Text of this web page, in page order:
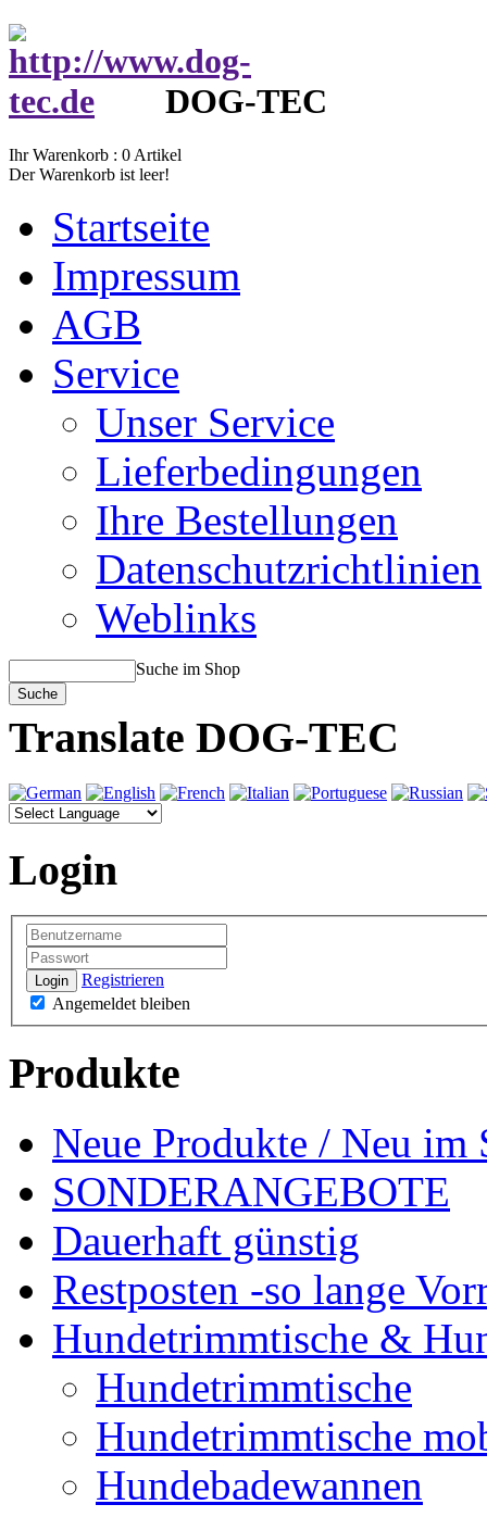
DOG-TEC
Ihr Warenkorb : 0 Artikel
Der Warenkorb ist leer!
Startseite
Impressum
AGB
Service
Unser Service
Lieferbedingungen
Ihre Bestellungen
Datenschutzrichtlinien
Weblinks
Suche im Shop
Translate DOG-TEC
Login
Login
Registrieren
Angemeldet bleiben
Produkte
Neue Produkte / Neu im
SONDERANGEBOTE
Dauerhaft günstig
Restposten -so lange
Hundetrimmtische &
Hundetrimmtische
Hundetrimmtische
Hundebadewannen